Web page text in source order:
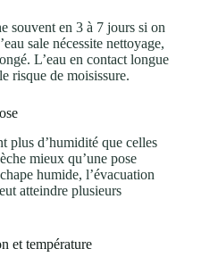
souvent en 3 à 7 jours si on
sale nécessite nettoyage,
L’eau en contact longue
risque de moisissure.
plus d’humidité que celles
mieux qu’une pose
humide, l’évacuation
atteindre plusieurs
et température